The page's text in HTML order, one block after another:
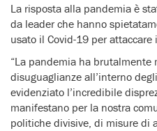
La risposta alla pandemia è
da leader che hanno
usato il Covid-19 per attaccare
“La pandemia ha brutalmente
disuguaglianze all’interno
evidenziato l’incredibile
manifestano per la nostra
politiche divisive, di misure di